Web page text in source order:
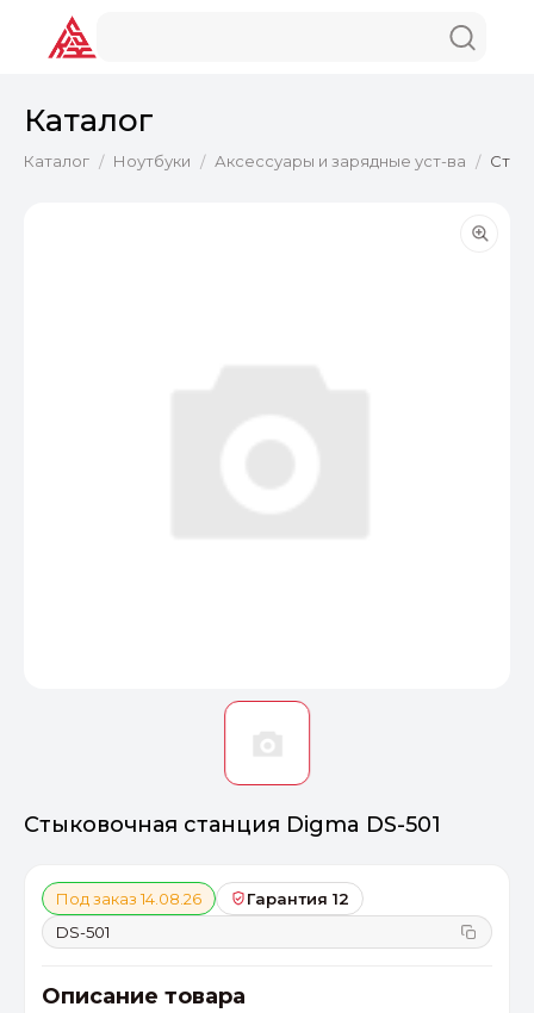
Каталог
Каталог / Ноутбуки / Аксессуары и зарядные уст-ва /
Стыковочная станция Digma DS-501
Под заказ 14.08.26
Гарантия 12
DS-501
Описание товара